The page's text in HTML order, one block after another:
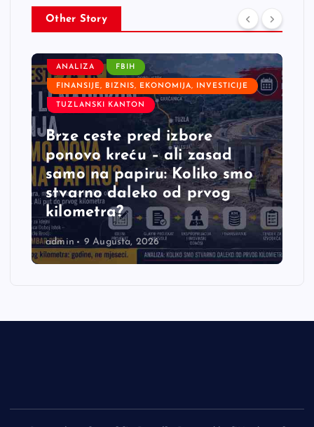
Other Story
ANALIZA FBIH
FINANSIJE, BIZNIS, EKONOMIJA, INVESTICIJE
TUZLANSKI KANTON
Brze ceste pred izbore
ponovo kreću – ali zasad
samo na papiru: Koliko smo
stvarno daleko od prvog
kilometra?
admin 9 Augusta, 2026